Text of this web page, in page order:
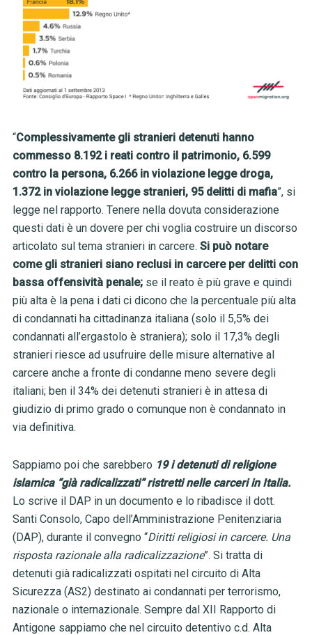
“Complessivamente gli stranieri detenuti hanno
commesso 8.192 i reati contro il patrimonio, 6.599
contro la persona, 6.266 in violazione legge droga,
1.372 in violazione legge stranieri, 95 delitti di mafia”, si
legge nel rapporto. Tenere nella dovuta considerazione
questi dati è un dovere per chi voglia costruire un discorso
articolato sul tema stranieri in carcere. Si può notare
come gli stranieri siano reclusi in carcere per delitti con
bassa offensività penale; se il reato è più grave e quindi
più alta è la pena i dati ci dicono che la percentuale più alta
di condannati ha cittadinanza italiana (solo il 5,5% dei
condannati all’ergastolo è straniera); solo il 17,3% degli
stranieri riesce ad usufruire delle misure alternative al
carcere anche a fronte di condanne meno severe degli
italiani; ben il 34% dei detenuti stranieri è in attesa di
giudizio di primo grado o comunque non è condannato in
via definitiva.
Sappiamo poi che sarebbero 19 i detenuti di religione
islamica “già radicalizzati” ristretti nelle carceri in Italia.
Lo scrive il DAP in un documento e lo ribadisce il dott.
Santi Consolo, Capo dell’Amministrazione Penitenziaria
(DAP), durante il convegno “Diritti religiosi in carcere. Una
risposta razionale alla radicalizzazione”. Si tratta di
detenuti già radicalizzati ospitati nel circuito di Alta
Sicurezza (AS2) destinato ai condannati per terrorismo,
nazionale o internazionale. Sempre dal XII Rapporto di
Antigone sappiamo che nel circuito detentivo c.d. Alta